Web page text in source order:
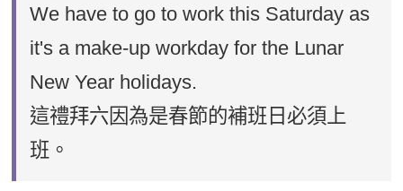
We have to go to work this Saturday as
it's a make-up workday for the Lunar
New Year holidays.
這禮拜六因為是春節的補班日必須上
班。